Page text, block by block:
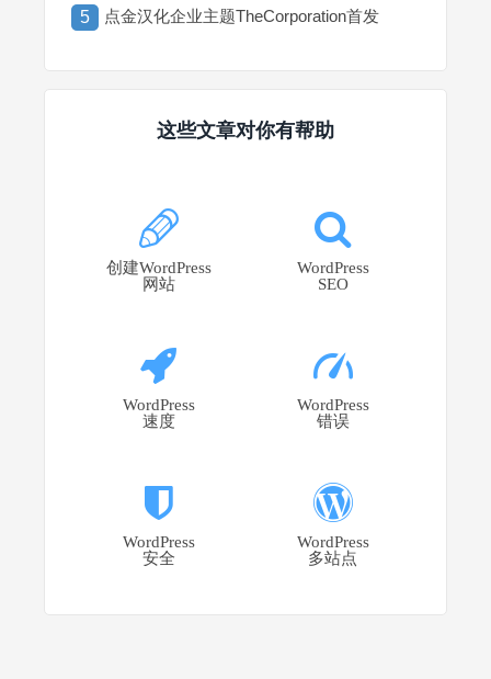
5 点金汉化企业主题TheCorporation首发
这些文章对你有帮助
创建WordPress
网站
WordPress
SEO
WordPress
速度
WordPress
错误
WordPress
安全
WordPress
多站点